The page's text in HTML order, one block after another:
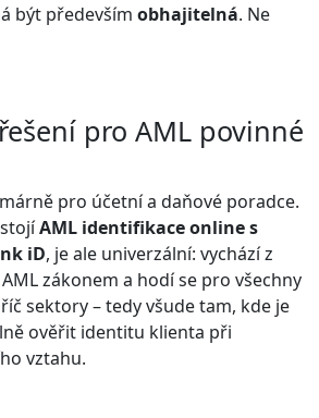
být především obhajitelná. Ne
pro AML povinné
pro účetní a daňové poradce.
AML identifikace online s
iD, je ale univerzální: vychází z
zákonem a hodí se pro všechny
sektory – tedy všude tam, kde je
ověřit identitu klienta při
vztahu.